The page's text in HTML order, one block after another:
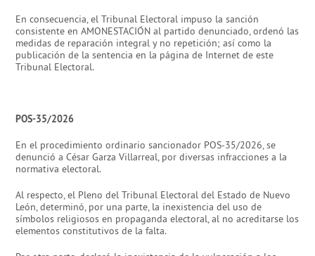
En consecuencia, el Tribunal Electoral impuso la sanción
consistente en AMONESTACIÓN al partido denunciado, ordenó las
medidas de reparación integral y no repetición; así como la
publicación de la sentencia en la página de Internet de este
Tribunal Electoral.
POS-35/2026
En el procedimiento ordinario sancionador POS-35/2026, se
denunció a César Garza Villarreal, por diversas infracciones a la
normativa electoral.
Al respecto, el Pleno del Tribunal Electoral del Estado de Nuevo
León, determinó, por una parte, la inexistencia del uso de
símbolos religiosos en propaganda electoral, al no acreditarse los
elementos constitutivos de la falta.